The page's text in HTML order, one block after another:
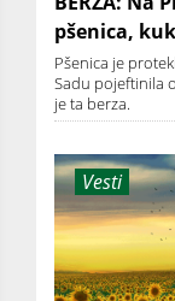
pšenica,
Pšenica je
Sadu pojeftinila
je ta berza.
Vesti